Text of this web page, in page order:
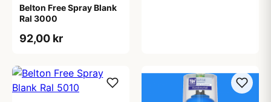
Belton Free Spray Blank
Ral 3000
92,00 kr